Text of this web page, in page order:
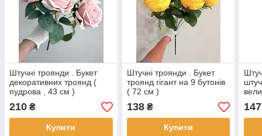
Штучні троянди . Букет
декоративних троянд (
пудрова , 43 см )
210 ₴
Купити
Штучні троянди . Букет
троянд гігант на 9 бутонів
( 72 см )
138₴
Купити
см )
147